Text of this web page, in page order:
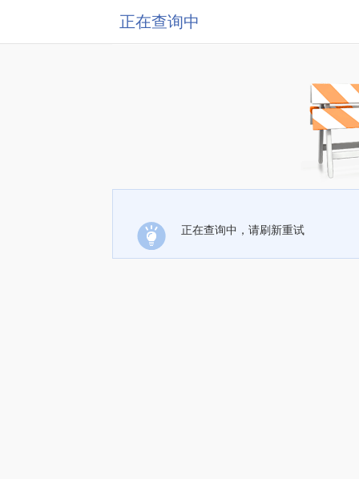
正在查询中
正在查询中，请刷新重试